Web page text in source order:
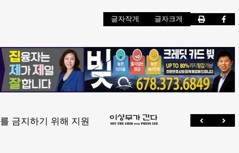
글자작게 글자크게
금지하기 위해 지원